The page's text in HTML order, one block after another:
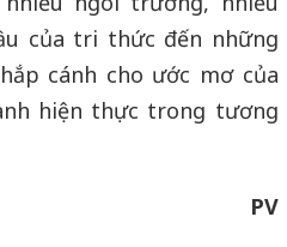
của tri thức đến những
cánh cho ước mơ của
hiện thực trong tương
PV